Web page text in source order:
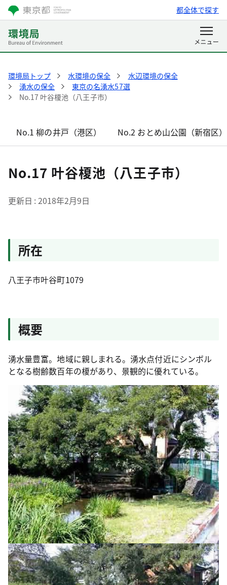
都全体で探す
環境局トップ 水環境の保全
水辺環境の保全
湧水の保全
東京の名湧水57選
No.17 叶谷榎池（八王子市）
No.1 柳の井戸（港区） No.2 おとめ山公園（新宿区）
No.17 叶谷榎池（八王子市）
更新日 2018年2月9日
所在
八王子市叶谷町1079
概要
湧水量豊富。地域に親しまれる。湧水点付近にシンボル
となる樹齢数百年の榎があり、景観的に優れている。